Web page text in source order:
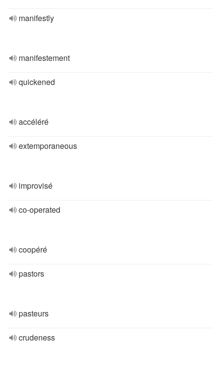
manifestly
manifestement
quickened
accéléré
extemporaneous
improvisé
co-operated
coopéré
pastors
pasteurs
crudeness